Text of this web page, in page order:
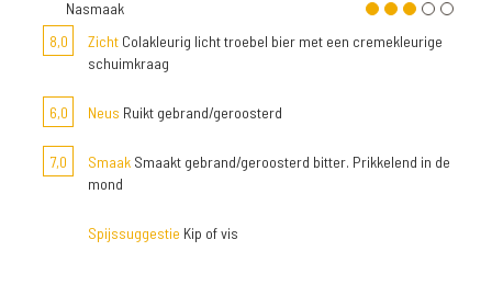
Nasmaak
8,0
Zicht Colakleurig licht troebel bier met een cremekleurige
schuimkraag
6,0 Neus Ruikt gebrand/geroosterd
7,0 Smaak Smaakt gebrand/geroosterd bitter. Prikkelend in de
mond
Spijssuggestie Kip of vis